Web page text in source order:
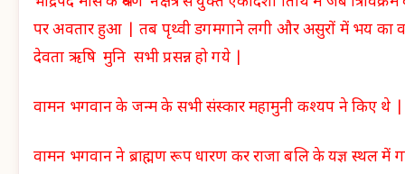
पर अवतार हुआ | तब पृथ्वी डगमगाने लगी और असुरों में भय का
देवता ऋषि मुनि सभी प्रसन्न हो गये |
वामन भगवान के जन्म के सभी संस्कार महामुनी कश्यप ने किए थे |
वामन भगवान ने ब्राह्मण रूप धारण कर राजा बलि के यज्ञ स्थल में